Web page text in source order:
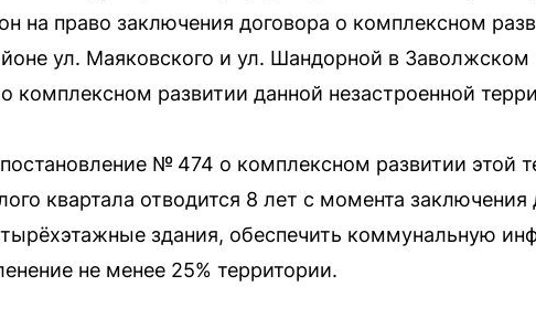
на право заключения договора о комплексном
ул. Маяковского и ул. Шандорной в Заволжском
комплексном развитии данной незастроенной
№ 474 о комплексном развитии этой
квартала отводится 8 лет с момента заключения
здания, обеспечить коммунальную
не менее 25% территории.